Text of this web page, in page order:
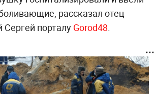
рассказал отец
порталу Gorod48.